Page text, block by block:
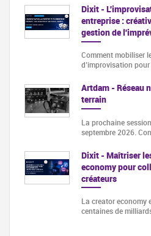
Dixit -
entreprise :
gestion de
Comment mobiliser
d’improvisation
Artdam - Réseau
terrain
La prochaine
septembre 2026.
Dixit - Maîtriser
economy pour
créateurs
La creator economy
centaines de